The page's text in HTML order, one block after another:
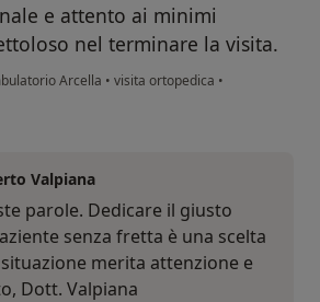
e attento ai minimi
nel terminare la visita.
Arcella • visita ortopedica •
K. F.
Valpiana
parole. Dedicare il giusto
senza fretta è una scelta
merita attenzione e
Dott. Valpiana